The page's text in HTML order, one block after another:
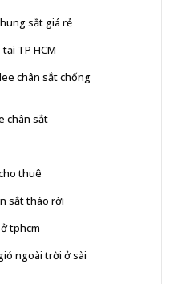
sắt giá rẻ
TP HCM
chân sắt chống
chân sắt
thuê
sắt tháo rời
tphcm
ngoài trời ở sài